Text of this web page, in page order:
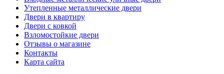
Утепленные металлические двери
Двери в квартиру
Двери с ковкой
Взломостойкие двери
Отзывы о магазине
Контакты
Карта сайта